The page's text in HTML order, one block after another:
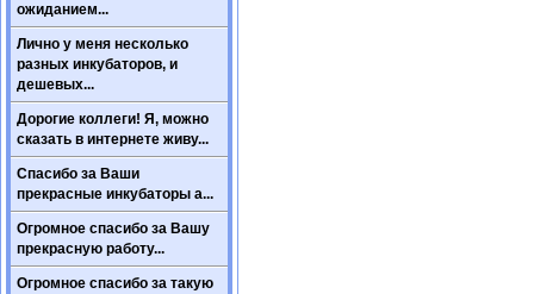
ожиданием...
Лично у меня несколько
разных инкубаторов, и
дешевых...
Дорогие коллеги! Я, можно
сказать в интернете живу...
Спасибо за Ваши
прекрасные инкубаторы а...
Огромное спасибо за Вашу
прекрасную работу...
Огромное спасибо за такую